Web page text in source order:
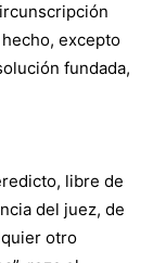
excepto
fundada,
libre de
del juez, de
otro